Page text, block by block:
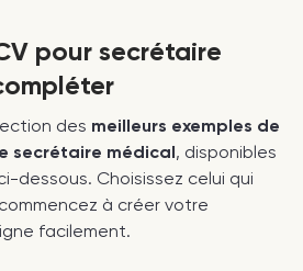
pour secrétaire
des meilleurs exemples de
secrétaire médical, disponibles
dessous. Choisissez celui qui
à créer votre
facilement.